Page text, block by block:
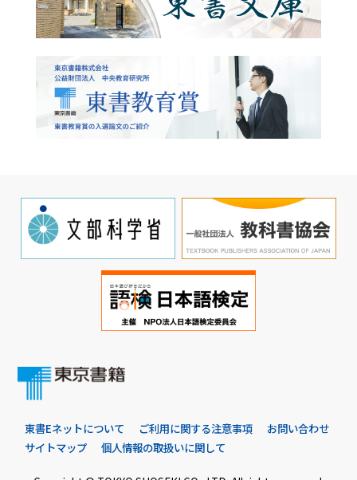
東書Eネットについて ご利用に関する注意事項
お問い合わせ
サイトマップ
個人情報の取扱いに関して